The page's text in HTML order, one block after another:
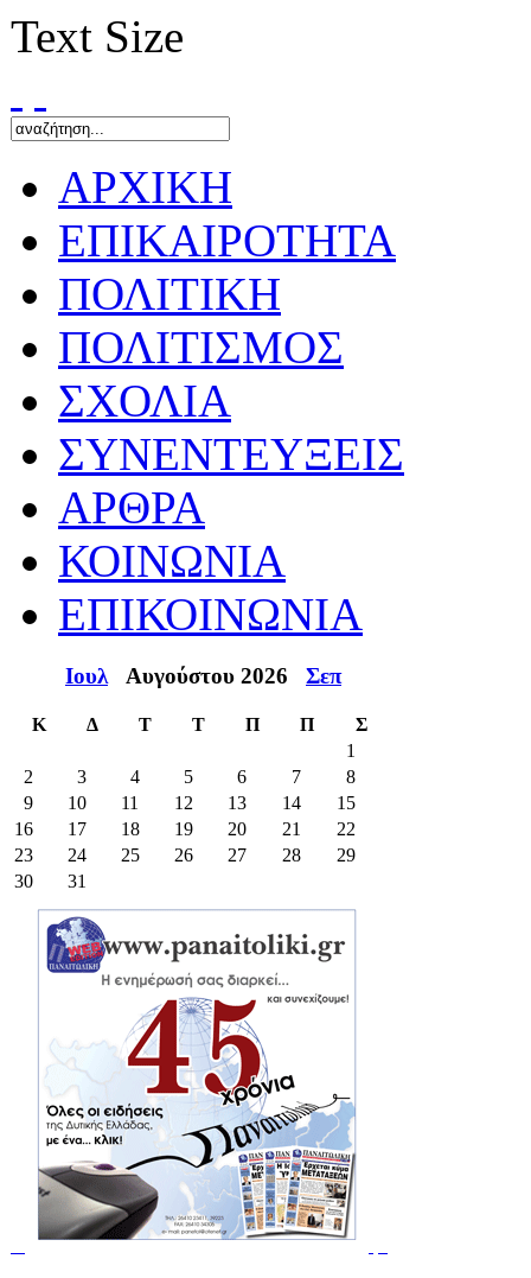
Text Size
ΑΡΧΙΚΗ
ΕΠΙΚΑΙΡΟΤΗΤΑ
ΠΟΛΙΤΙΚΗ
ΠΟΛΙΤΙΣΜΟΣ
ΣΧΟΛΙΑ
ΣΥΝΕΝΤΕΥΞΕΙΣ
ΑΡΘΡΑ
ΚΟΙΝΩΝΙΑ
ΕΠΙΚΟΙΝΩΝΙΑ
Ιουλ Αυγούστου 2026 Σεπ
Κ Δ Τ Τ Π Π
Σ
1
2
3 4 5 6 7
8
9
10 11 12 13 14
15
16
17 18 19 20 21
22
23
24 25 26 27 28
29
30
31